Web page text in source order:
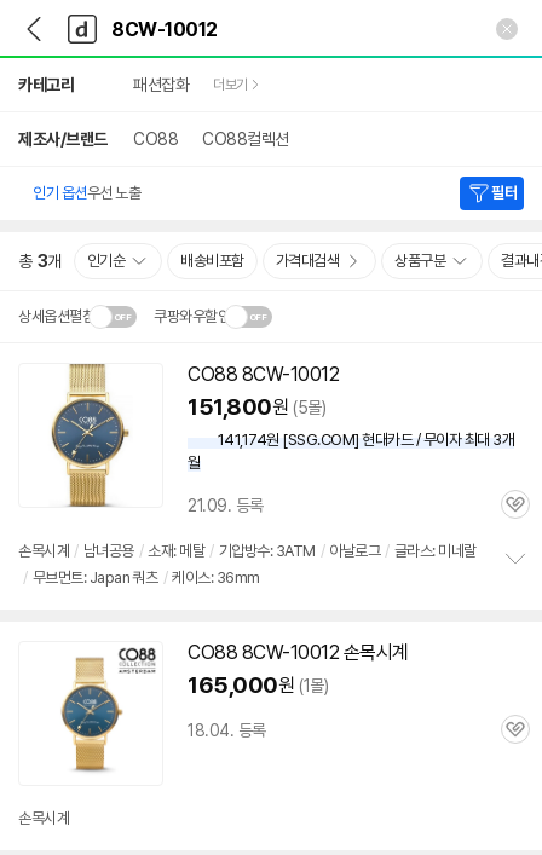
다
나
와
가
기
다
와
메
인
카테고리 패션잡화 더보기
제조사/브랜드 CO88 CO88컬렉션
인기 옵션우선 노출 필터
총 3개 인기순 배송비포함 가격대검색 상품구분 결과
상세옵션펼침 쿠팡와우할인
설치 환경·지역에 따라
배송·설치비가 달라집니다.
기
CO88 8CW-10012
151,800원 (5몰)
141,174원 [SSG.COM] 현대카드 / 무이자 최대 3개
월
21.09. 등록
관
손목시계 / 남녀공용 / 소재: 메탈 / 기압방수: 3ATM / 아날로그 / 글라스: 미네랄
/ 무브먼트: Japan 쿼츠 / 케이스: 36mm
CO88 8CW-10012 손목시계
165,000원 (1몰)
18.04. 등록
관
손목시계